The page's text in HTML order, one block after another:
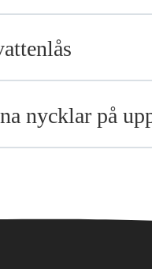
nycklar på